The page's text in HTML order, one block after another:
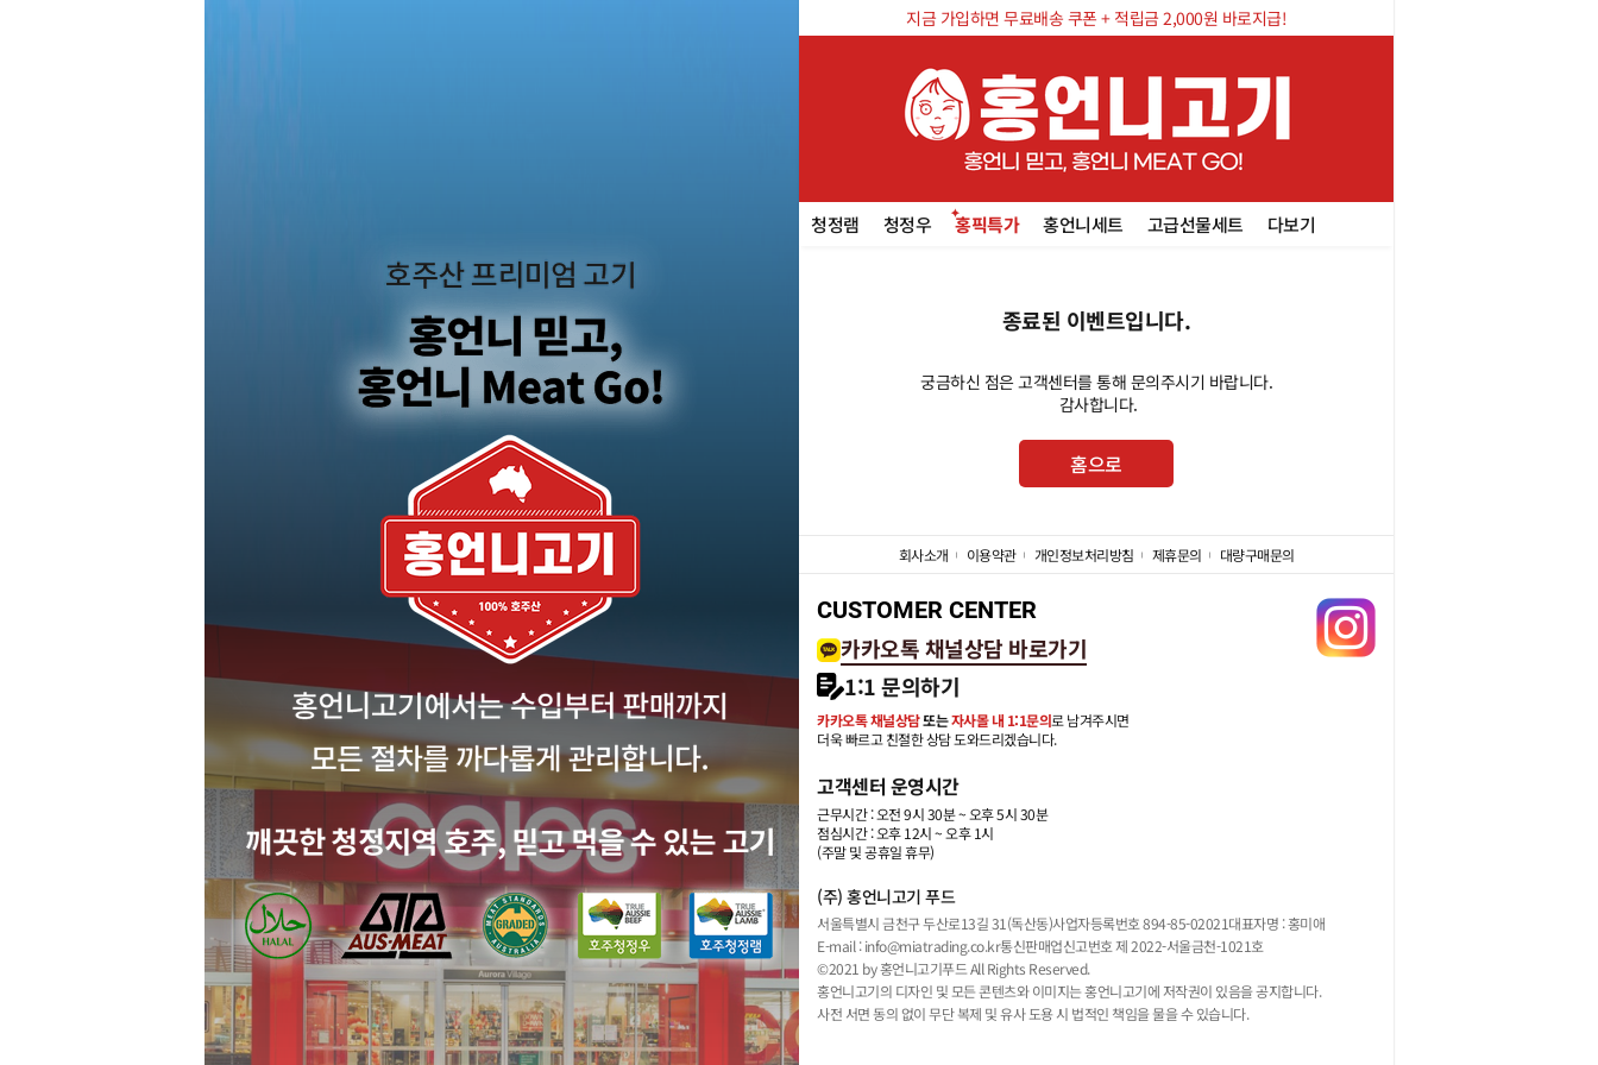
지금 가입하면 무료배송 쿠폰 + 적립금 2,000원 바로지급!
청정램 청정우 홍픽특가 홍언니세트 고급선물세트 다보기
종료된 이벤트입니다.
궁금하신 점은 고객센터를 통해 문의주시기 바랍니다.
감사합니다.
홈으로
회사소개 이용약관 개인정보처리방침 제휴문의 대량구매문의
CUSTOMER CENTER
카카오톡 채널상담 바로가기
1:1 문의하기
카카오톡 채널상담또는자사몰 내 1:1문의로 남겨주시면
더욱 빠르고 친절한 상담 도와드리겠습니다.
고객센터 운영시간
근무시간 : 오전 9시 30분 ~ 오후 5시 30분
점심시간 : 오후 12시 ~ 오후 1시
(주말 및 공휴일 휴무)
(주) 홍언니고기 푸드
서울특별시 금천구 두산로13길 31(독산동)사업자등록번호 894-85-02021대표자명 : 홍미애
E-mail : info@miatrading.co.kr통신판매업신고번호 제 2022-서울금천-1021호
©2021 by 홍언니고기푸드 All Rights Reserved.
홍언니고기의 디자인 및 모든 콘텐츠와 이미지는 홍언니고기에 저작권이 있음을 공지합니다.
사전 서면 동의 없이 무단 복제 및 유사 도용 시 법적인 책임을 물을 수 있습니다.